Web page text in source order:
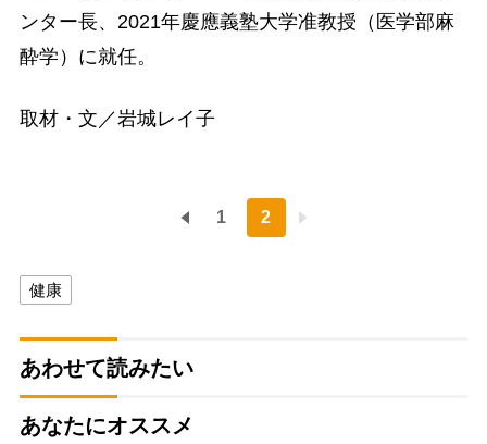
ンター長、2021年慶應義塾大学准教授（医学部麻
酔学）に就任。
取材・文／岩城レイ子
1 2
健康
あわせて読みたい
あなたにオススメ